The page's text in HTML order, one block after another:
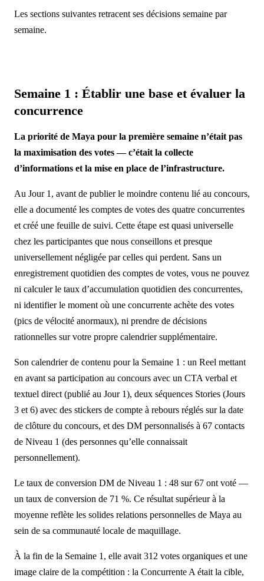
Les sections suivantes retracent ses décisions semaine par
semaine.
Semaine 1 : Établir une base et évaluer la
concurrence
La priorité de Maya pour la première semaine n’était pas
la maximisation des votes — c’était la collecte
d’informations et la mise en place de l’infrastructure.
Au Jour 1, avant de publier le moindre contenu lié au concours,
elle a documenté les comptes de votes des quatre concurrentes
et créé une feuille de suivi. Cette étape est quasi universelle
chez les participantes que nous conseillons et presque
universellement négligée par celles qui perdent. Sans un
enregistrement quotidien des comptes de votes, vous ne pouvez
ni calculer le taux d’accumulation quotidien des concurrentes,
ni identifier le moment où une concurrente achète des votes
(pics de vélocité anormaux), ni prendre de décisions
rationnelles sur votre propre calendrier supplémentaire.
Son calendrier de contenu pour la Semaine 1 : un Reel mettant
en avant sa participation au concours avec un CTA verbal et
textuel direct (publié au Jour 1), deux séquences Stories (Jours
3 et 6) avec des stickers de compte à rebours réglés sur la date
de clôture du concours, et des DM personnalisés à 67 contacts
de Niveau 1 (des personnes qu’elle connaissait
personnellement).
Le taux de conversion DM de Niveau 1 : 48 sur 67 ont voté —
un taux de conversion de 71 %. Ce résultat supérieur à la
moyenne reflète les solides relations personnelles de Maya au
sein de sa communauté locale de maquillage.
À la fin de la Semaine 1, elle avait 312 votes organiques et une
image claire de la compétition : la Concurrente A était la cible,